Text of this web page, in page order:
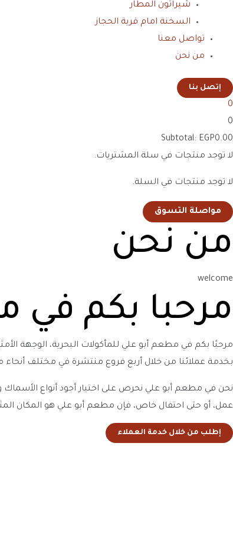
شيراتون المطار
السخنة امام قرية الحجاز
تواصل معنا
من نحن
إتصل بنا
0
0
Subtotal: EGP0.00
لا توجد منتجات في سلة المشتريات.
لا توجد منتجات في السلة.
مواصلة التسوق
من نحن
welcome
مرحبا بكم في
مرحبًا بكم في مطعم أبو علي للمأكولات البحرية، الوجهة
بخدمة عملائنا من خلال أربع فروع منتشرة في مختلف أنحاء
نحن في مطعم أبو علي نحرص على اختيار أجود أنواع الأسماك
عمل، أو حتى احتفال خاص، فإن مطعم أبو علي هو المكان
إطلب من خلال خدمة العملاء